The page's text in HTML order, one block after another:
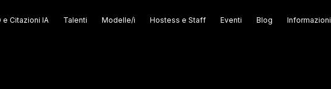
e Citazioni IA Talenti Modelle/i Hostess e Staff Eventi Blog Informazioni